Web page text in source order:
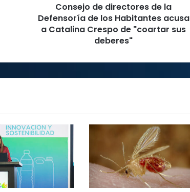
Catalina
deberes"
Consejo de directores de la
Defensoría de los Habitantes acusa
a Catalina Crespo de "coartar sus
deberes"